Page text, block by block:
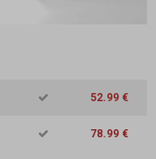
52.99 €
78.99 €